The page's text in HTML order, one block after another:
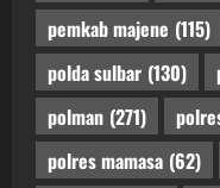
pemkab majene (115)
polda sulbar (130)
polman (271)
polres mamasa (62)